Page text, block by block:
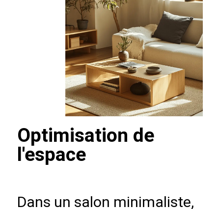
Optimisation de
l'espace
Dans un salon minimaliste,